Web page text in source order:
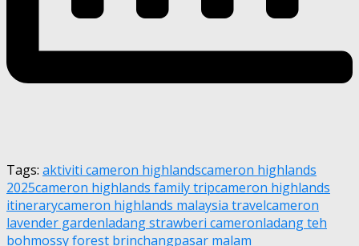
Tags: aktiviti cameron highlandscameron highlands
2025cameron highlands family tripcameron highlands
itinerarycameron highlands malaysia travelcameron
lavender gardenladang strawberi cameronladang teh
bohmossy forest brinchangpasar malam